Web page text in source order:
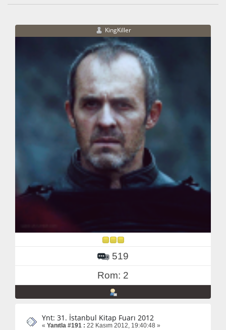
KingKiller
519
Rom: 2
Ynt: 31. İstanbul Kitap Fuarı 2012
« Yanıtla #191 : 22 Kasım 2012, 19:40:48 »